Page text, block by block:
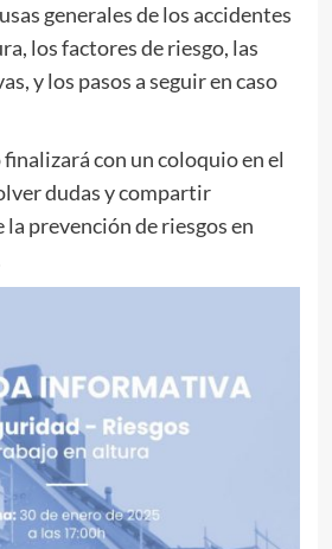
generales de los accidentes
los factores de riesgo, las
y los pasos a seguir en caso
con un coloquio en el
dudas y compartir
prevención de riesgos en